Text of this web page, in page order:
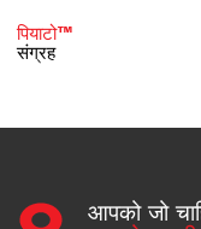
पियाटो™
संग्रह
आपको जो